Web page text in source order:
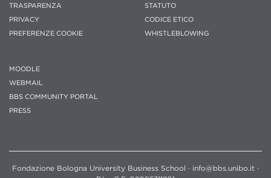
TRASPARENZA
PRIVACY
PREFERENZE COOKIE
STATUTO
CODICE ETICO
WHISTLEBLOWING
MOODLE
WEBMAIL
BBS COMMUNITY PORTAL
PRESS
Fondazione Bologna University Business School · info@bbs.unibo.it ·